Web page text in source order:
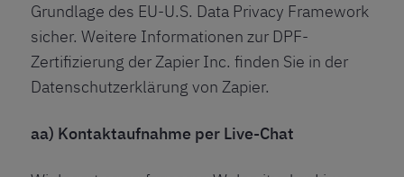
Grundlage des EU-U.S. Data Privacy Framework
sicher. Weitere Informationen zur DPF-
Zertifizierung der Zapier Inc. finden Sie in der
Datenschutzerklärung von Zapier.
aa) Kontaktaufnahme per Live-Chat